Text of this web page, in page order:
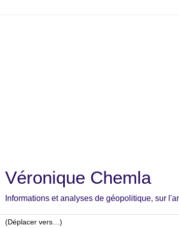
Véronique Chemla
Informations et analyses de géopolitique, sur